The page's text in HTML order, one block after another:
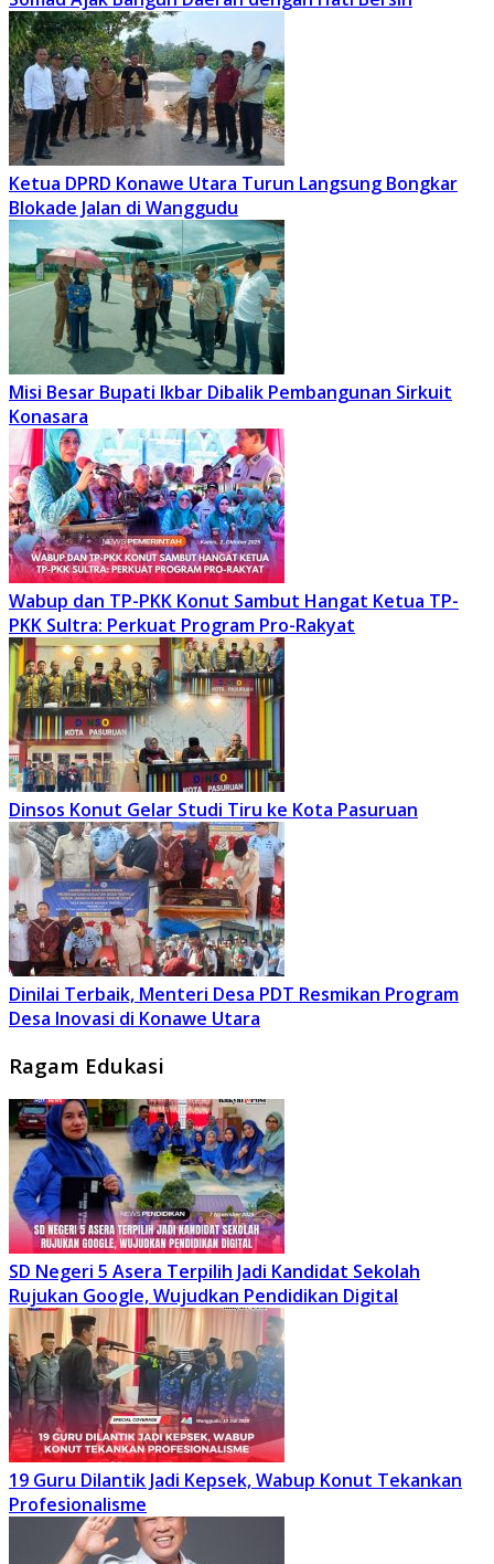
Ketua DPRD Konawe Utara Turun Langsung Bongkar
Blokade Jalan di Wanggudu
Misi Besar Bupati Ikbar Dibalik Pembangunan Sirkuit
Konasara
Wabup dan TP-PKK Konut Sambut Hangat Ketua TP-
PKK Sultra: Perkuat Program Pro-Rakyat
Dinsos Konut Gelar Studi Tiru ke Kota Pasuruan
Dinilai Terbaik, Menteri Desa PDT Resmikan Program
Desa Inovasi di Konawe Utara
Ragam Edukasi
SD Negeri 5 Asera Terpilih Jadi Kandidat Sekolah
Rujukan Google, Wujudkan Pendidikan Digital
19 Guru Dilantik Jadi Kepsek, Wabup Konut Tekankan
Profesionalisme